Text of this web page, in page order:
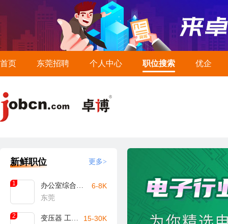
首页 东莞招聘 个人中心 职位搜索 优企
新鲜职位 更多>
1
办公室综合文员
东莞
6-8K
2
变压器 工艺工程师
15-30K